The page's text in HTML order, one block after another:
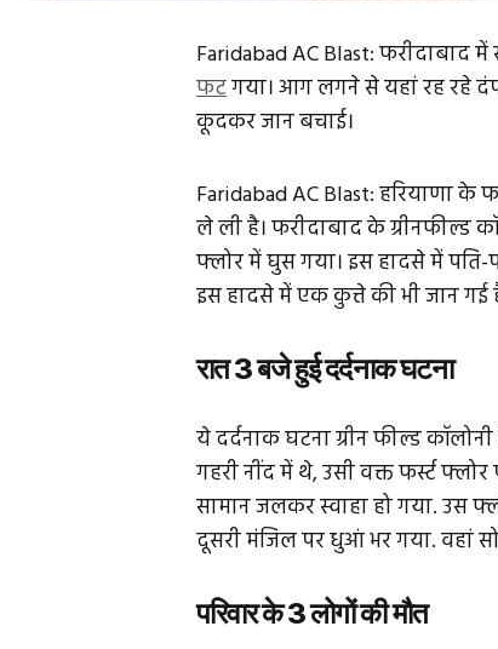
Faridabad AC Blast: फरीदाबाद
फटगया। आग लगने से यहां रह रहे
कूदकर जान बचाई।
Faridabad AC Blast: हरियाणा के
ले ली है। फरीदाबाद के
फ्लोर में घुस गया। इस हादसे में पति-
इस हादसे में एक कुत्ते की भी जान गई
रात 3 बजे हुई दर्दनाक घटना
ये दर्दनाक घटना ग्रीन फील्ड
गहरी नींद में थे, उसी वक्त फर्स्ट
सामान जलकर स्वाहा हो गया. उस
दूसरी मंजिल पर धुआं भर गया. वहां
परिवार के 3 लोगों की मौत